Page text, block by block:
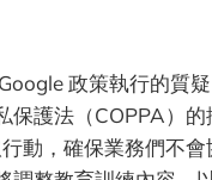
政策執行的質
護法（COPPA）的
動，確保業務們不